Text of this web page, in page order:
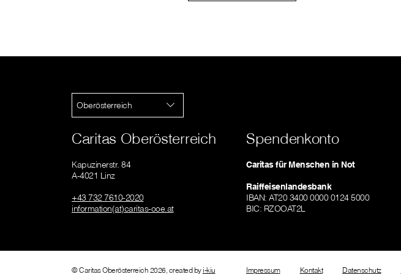
Oberösterreich
Caritas Oberösterreich
Kapuzinerstr. 84
A-4021 Linz
+43 732 7610-2020
information(at)caritas-ooe.at
Spendenkonto
Caritas für Menschen in Not
Raiffeisenlandesbank
IBAN: AT20 3400 0000 0124 5000
BIC: RZOOAT2L
© Caritas Oberösterreich 2026, created by i-kiu Impressum Kontakt Datenschutz